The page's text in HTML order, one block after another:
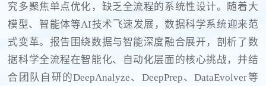
究多聚焦单点优化，缺乏全流程的系统性设计。随着大
模型、智能体等AI技术飞速发展，数据科学系统迎来范
式变革。报告围绕数据与智能深度融合展开，剖析了数
据科学全流程在智能化、自动化层面的核心挑战，并结
合团队自研的DeepAnalyze、DeepPrep、DataEvolver等